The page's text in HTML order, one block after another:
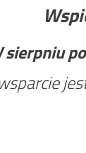
sierpniu